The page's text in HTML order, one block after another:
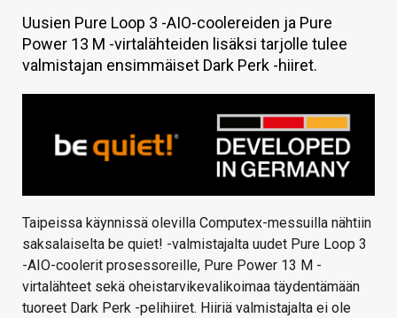
KAUPPA
Uusien Pure Loop 3 -AIO-coolereiden ja Pure
Power 13 M -virtalähteiden lisäksi tarjolle tulee
valmistajan ensimmäiset Dark Perk -hiiret.
Taipeissa käynnissä olevilla Computex-messuilla nähtiin
saksalaiselta be quiet! -valmistajalta uudet Pure Loop 3
-AIO-coolerit prosessoreille, Pure Power 13 M -
virtalähteet sekä oheistarvikevalikoimaa täydentämään
tuoreet Dark Perk -pelihiiret. Hiiriä valmistajalta ei ole